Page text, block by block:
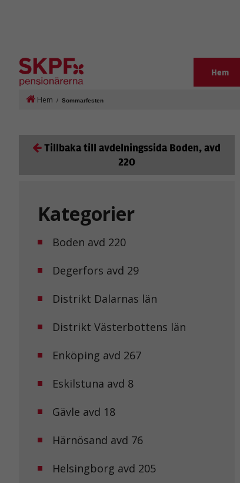
Hem
Hem / Sommarfesten
Tillbaka till avdelningssida Boden, avd
220
Kategorier
Boden avd 220
Degerfors avd 29
Distrikt Dalarnas län
Distrikt Västerbottens län
Enköping avd 267
Eskilstuna avd 8
Gävle avd 18
Härnösand avd 76
Helsingborg avd 205